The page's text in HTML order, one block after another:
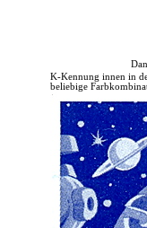
K-Kennung innen in
beliebige